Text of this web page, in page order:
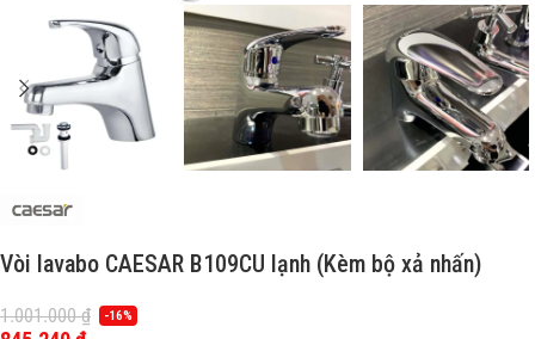
Vòi lavabo CAESAR B109CU lạnh (Kèm bộ xả nhấn)
1.001.000₫ -16%